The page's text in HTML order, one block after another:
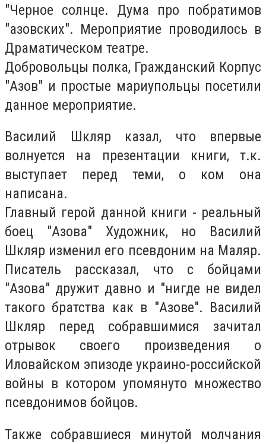
"Черное солнце. Дума про побратимов
"азовских". Мероприятие проводилось в
Драматическом театре.
Добровольцы полка, Гражданский Корпус
"Азов" и простые мариупольцы посетили
данное мероприятие.
Василий Шкляр казал, что впервые
волнуется на презентации книги, т.к.
выступает перед теми, о ком она
написана.
Главный герой данной книги - реальный
боец "Азова" Художник, но Василий
Шкляр изменил его псевдоним на Маляр.
Писатель рассказал, что с бойцами
"Азова" дружит давно и "нигде не видел
такого братства как в "Азове". Василий
Шкляр перед собравшимися зачитал
отрывок своего произведения о
Иловайском эпизоде украино-российской
войны в котором упомянуто множество
псевдонимов бойцов.
Также собравшиеся минутой молчания